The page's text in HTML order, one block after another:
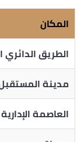
المكان
الطريق
مدينة
العاصمة